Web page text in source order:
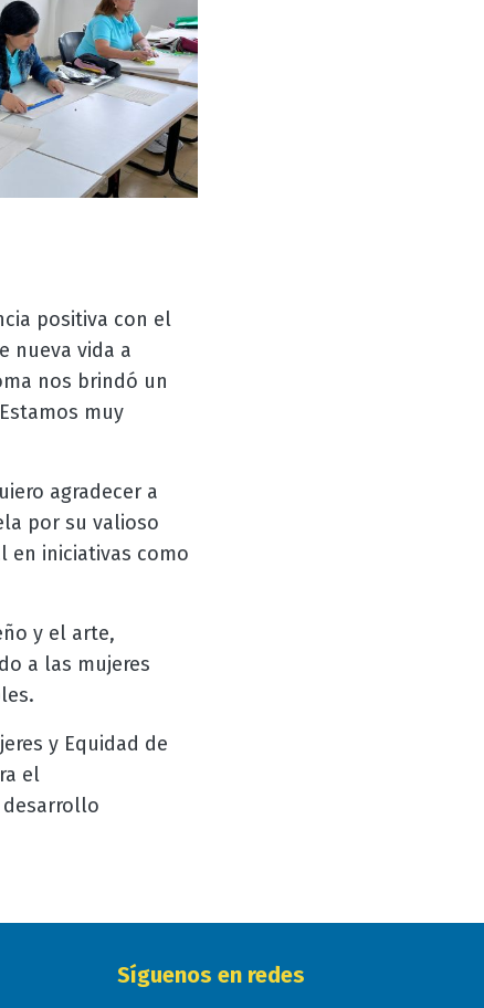
positiva con el
nueva vida a
nos brindó un
muy
agradecer a
por su valioso
en iniciativas como
y el arte,
a las mujeres
y Equidad de
el
Síguenos en redes